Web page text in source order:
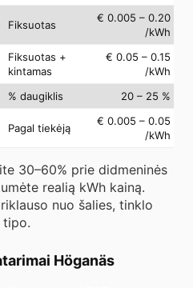
Fiksuotas
€ 0.005 – 0.20
/kWh
Fiksuotas +
kintamas
€ 0.05 – 0.15
/kWh
% daugiklis
20 – 25 %
Pagal tiekėją
€ 0.005 – 0.05
/kWh
30–60% prie didmeninės
realią kWh kainą.
nuo šalies, tinklo
tipo.
Höganäs